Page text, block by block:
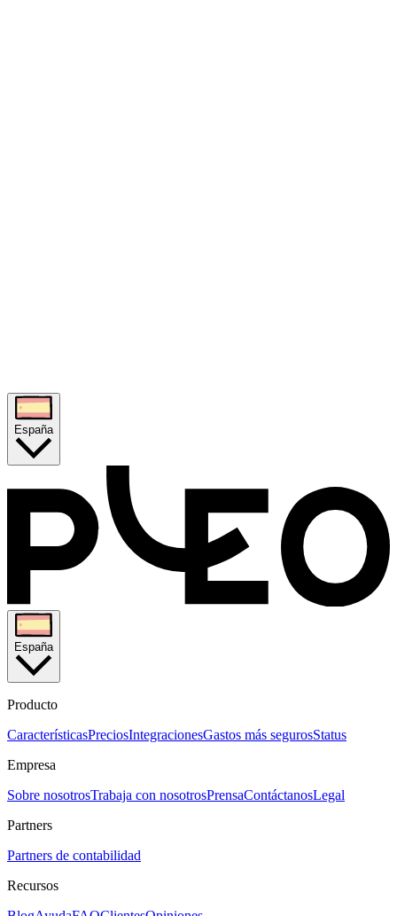
España
España
Producto
CaracterísticasPreciosIntegracionesGastos más segurosStatus
Empresa
Sobre nosotrosTrabaja con nosotrosPrensaContáctanosLegal
Partners
Partners de contabilidad
Recursos